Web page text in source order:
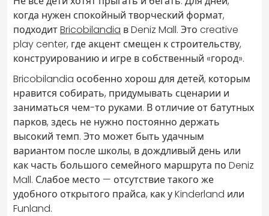
когда нужен спокойный творческий формат,
подходитBricobilandia в Deniz Mall. Это creative
play center, где акцент смещен к строительству,
конструированию и игре в собственный «город».
Bricobilandia особенно хорош для детей, которым
нравится собирать, придумывать сценарии и
заниматься чем-то руками. В отличие от батутных
парков, здесь не нужно постоянно держать
высокий темп. Это может быть удачным
вариантом после школы, в дождливый день или
как часть большого семейного маршрута по Deniz
Mall. Слабое место — отсутствие такого же
удобного открытого прайса, как у Kinderland или
Funland.